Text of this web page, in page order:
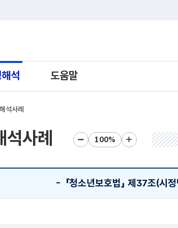
이동
석 도움말
석사례
사례 화면크기 축소화면크기 초기화
화면크기 확대
- 「청소년보호법」 제37조(시